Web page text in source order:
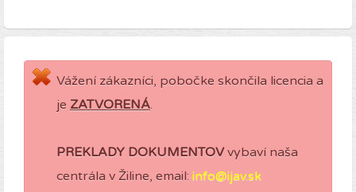
Vážení zákazníci, pobočke skončila licencia a
je ZATVORENÁ.
PREKLADY DOKUMENTOVvybaví naša
centrála v Žiline, email: info@ijav.sk